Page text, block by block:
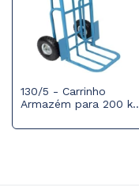
130/5 - Carrinho
Armazém para 200 kg
350x4